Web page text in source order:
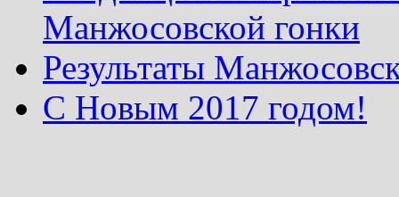
Манжосовской гонки
Результаты
С Новым 2017 годом!